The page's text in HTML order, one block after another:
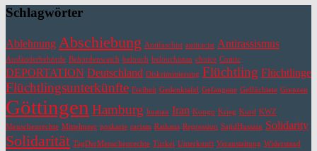
Schlagwörter
Ablehnung Abschiebung Antifaschist antiracist Antirassismus
Ausländerbehörde Behördenwatch belouch belouchistan choice Comic
DEPORTATION Deutschland Diskriminierung Flüchtling Flüchtlinge
Flüchtlingsunterkünfte Freiheit Gedenktafel Gefangene Geflüchtete Grenzen
Göttingen Hamburg human Iran Kongo Krieg Kurd KWZ
Menschenrechte Mittelmeer poskarte racism Rathaus Repression SajidHussain Solidarity
Solidarität TagDerMenschenrechte Türkei Unterkunft Veranstaltung Widerstand